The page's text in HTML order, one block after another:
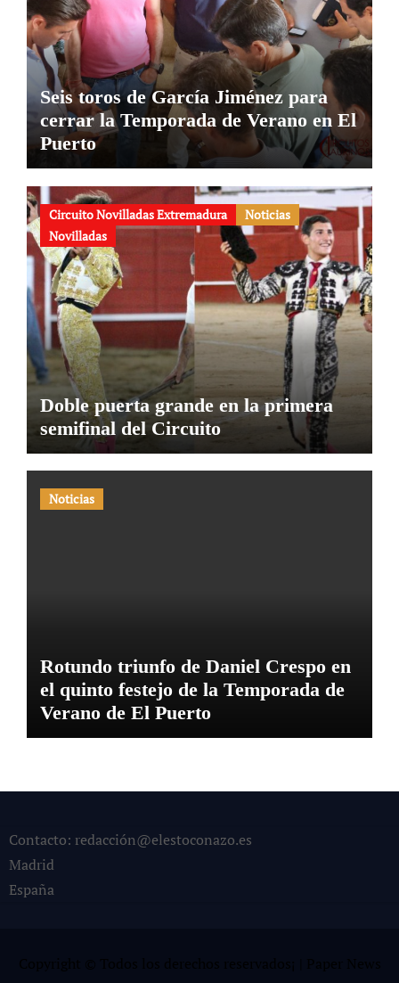
Seis toros de García Jiménez para
cerrar la Temporada de Verano en El
Puerto
Circuito Novilladas Extremadura
Noticias
Novilladas
Doble puerta grande en la primera
semifinal del Circuito
Noticias
Rotundo triunfo de Daniel Crespo en
el quinto festejo de la Temporada de
Verano de El Puerto
Contacto: redacción@elestoconazo.es
Madrid
España